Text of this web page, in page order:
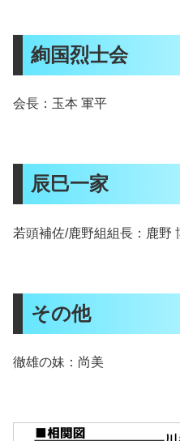
絢国烈士会
会長：玉本 軍平
辰巳一家
若頭補佐/鹿野組組長：鹿野
その他
徹雄の妹：尚美